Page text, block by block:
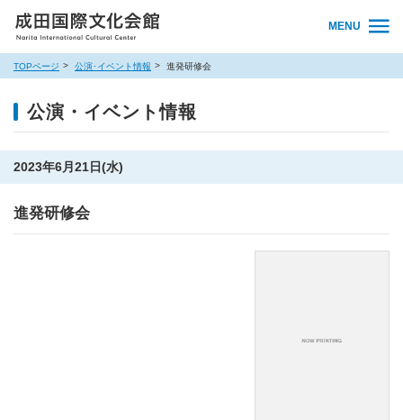
MENU
TOPページ 公演･イベント情報 進発研修会
公演・イベント情報
2023年6月21日(水)
進発研修会